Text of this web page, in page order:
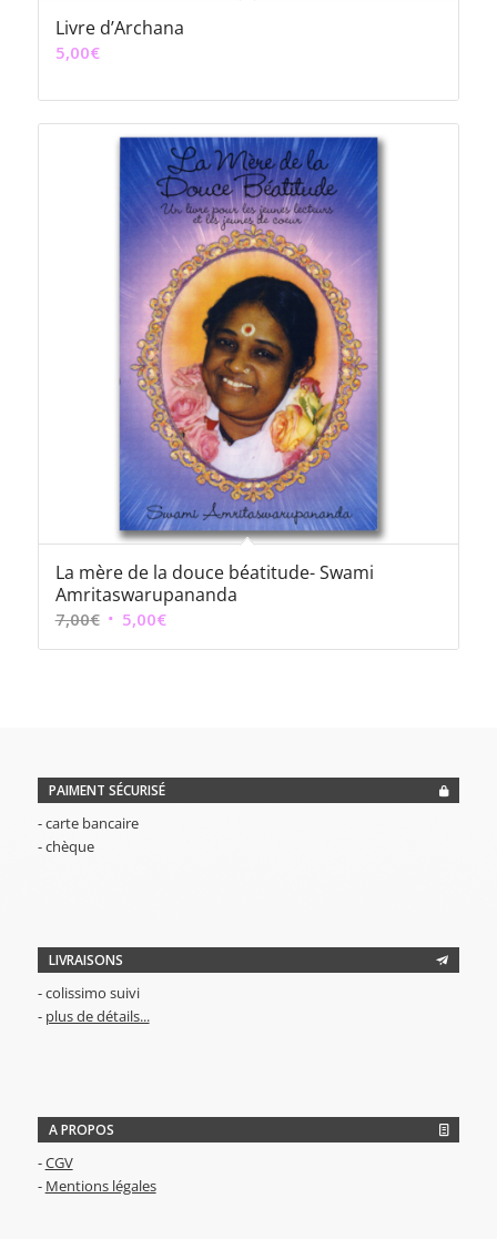
Livre d’Archana
5,00€
La mère de la douce béatitude- Swami
Amritaswarupananda
7,00€ Le
prix
5,00€Le
prix
PAIMENT SÉCURISÉ
- carte bancaire
- chèque
LIVRAISONS
- colissimo suivi
- plus de détails...
A PROPOS
-CGV
- Mentions légales